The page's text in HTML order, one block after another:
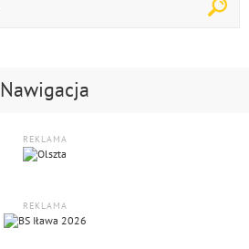
Nawigacja
REKLAMA
REKLAMA